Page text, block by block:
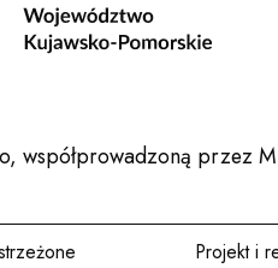
współprowadzoną
Projekt i